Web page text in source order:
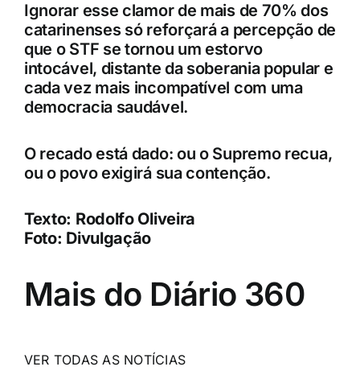
Ignorar esse clamor de mais de 70% dos
catarinenses só reforçará a percepção de
que o STF se tornou um estorvo
intocável, distante da soberania popular e
cada vez mais incompatível com uma
democracia saudável.
O recado está dado: ou o Supremo recua,
ou o povo exigirá sua contenção.
Texto: Rodolfo Oliveira
Foto: Divulgação
Mais do Diário 360
VER TODAS AS NOTÍCIAS